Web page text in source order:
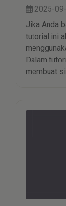
2025-
Jika Anda
tutorial ini
Dalam
membuat